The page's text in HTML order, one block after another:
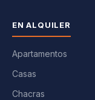
EN ALQUILER
Apartamentos
Casas
Chacras